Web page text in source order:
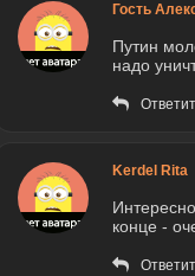
Гость
Путин
надо
Kerdel Rita
конце -